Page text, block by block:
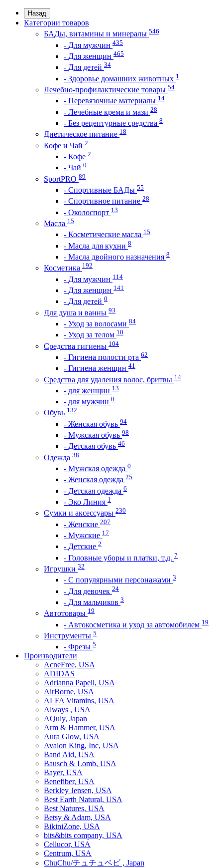
Назад
Категории товаров
БАДы, витамины и минералы 546
- Для мужчин 435
- Для женщин 465
- Для детей 34
- Здоровье домашних животных 1
Лечебно-профилактические товары 54
- Перевязочные материалы 14
- Лечебные крема и мази 28
- Без рецептурные средства 8
Диетическое питание 18
Кофе и Чай 2
- Кофе 2
- Чай 0
SportPRO 89
- Спортивные БАДы 55
- Спортивное питание 28
- Околоспорт 13
Масла 15
- Косметические масла 15
- Масла для кухни 8
- Масла двойного назначения 8
Косметика 192
- Для мужчин 114
- Для женщин 141
- Для детей 0
Для душа и ванны 93
- Уход за волосами 84
- Уход за телом 10
Средства гигиены 104
- Гигиена полости рта 62
- Гигиена женщин 41
Средства для удаления волос, бритвы 14
- для женщин 13
- для мужчин 0
Обувь 132
- Женская обувь 94
- Мужская обувь 98
- Детская обувь 46
Одежда 38
- Мужская одежда 0
- Женская одежда 25
- Детская одежда 6
- Эко Линия 1
Сумки и аксессуары 230
- Женские 207
- Мужские 17
- Детские 2
- Головные уборы и платки, т.д. 7
Игрушки 32
- С популярными персонажами 3
- Для девочек 24
- Для мальчиков 3
Автотовары 19
- Автокосметика и уход за автомобилем 19
Инструменты 5
- Фрезы 5
Производители
AcneFree, USA
ADIDAS
Adrianna Papell, USA
AirBorne, USA
ALFA Vitamins, USA
Always , USA
AQuly, Japan
Arm & Hammer, USA
Aura Glow, USA
Avalon King, Inc, USA
Band Aid, USA
Bausch & Lomb, USA
Bayer, USA
Benefiber, USA
Berkley Jensen, USA
Best Earth Natural, USA
Best Natures, USA
Betsy & Adam, USA
BikiniZone, USA
bits&bits company, USA
Cellucor, USA
Centrum, USA
ChuChu/チュチュベビ , Japan